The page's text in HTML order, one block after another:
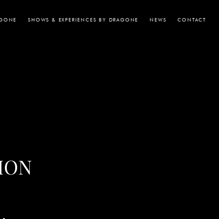
SHOWS & EXPERIENCES BY DRAGONE NEWS CONTACT